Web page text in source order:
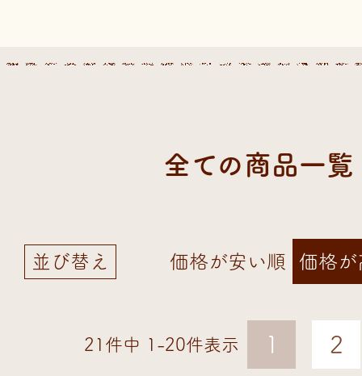
全ての商品一覧
並び替え 価格が安い順 価格
21 件中 1 -20件表示 1 2